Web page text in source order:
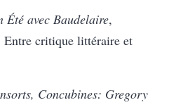
Été avec Baudelaire,
Entre critique littéraire et
Concubines: Gregory